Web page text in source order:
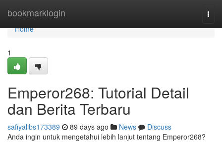
bookmarklogin
Home
Home
1
Emperor268: Tutorial Detail
dan Berita Terbaru
safiyalibs173389 89 days ago News
Discuss
Anda ingin untuk mengetahui lebih lanjut tentang Emperor268?